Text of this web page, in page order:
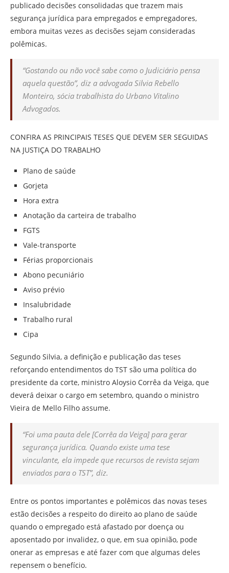
publicado decisões consolidadas que trazem mais
segurança jurídica para empregados e empregadores,
embora muitas vezes as decisões sejam consideradas
polêmicas.
“Gostando ou não você sabe como o Judiciário pensa
aquela questão”, diz a advogada Silvia Rebello
Monteiro, sócia trabalhista do Urbano Vitalino
Advogados.
CONFIRA AS PRINCIPAIS TESES QUE DEVEM SER SEGUIDAS
NA JUSTIÇA DO TRABALHO
Plano de saúde
Gorjeta
Hora extra
Anotação da carteira de trabalho
FGTS
Vale-transporte
Férias proporcionais
Abono pecuniário
Aviso prévio
Insalubridade
Trabalho rural
Cipa
Segundo Silvia, a definição e publicação das teses
reforçando entendimentos do TST são uma política do
presidente da corte, ministro Aloysio Corrêa da Veiga, que
deverá deixar o cargo em setembro, quando o ministro
Vieira de Mello Filho assume.
“Foi uma pauta dele [Corrêa da Veiga] para gerar
segurança jurídica. Quando existe uma tese
vinculante, ela impede que recursos de revista sejam
enviados para o TST”, diz.
Entre os pontos importantes e polêmicos das novas teses
estão decisões a respeito do direito ao plano de saúde
quando o empregado está afastado por doença ou
aposentado por invalidez, o que, em sua opinião, pode
onerar as empresas e até fazer com que algumas deles
repensem o benefício.